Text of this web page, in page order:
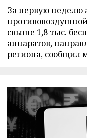
За первую неделю
свыше 1,8 тыс.
аппаратов,
региона, сообщил